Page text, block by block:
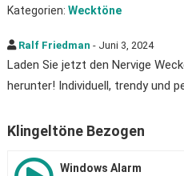
Kategorien: Wecktöne
Ralf Friedman - Juni 3, 2024
Laden Sie jetzt den Nervige
herunter! Individuell, trendy und
Klingeltöne Bezogen
Windows Alarm